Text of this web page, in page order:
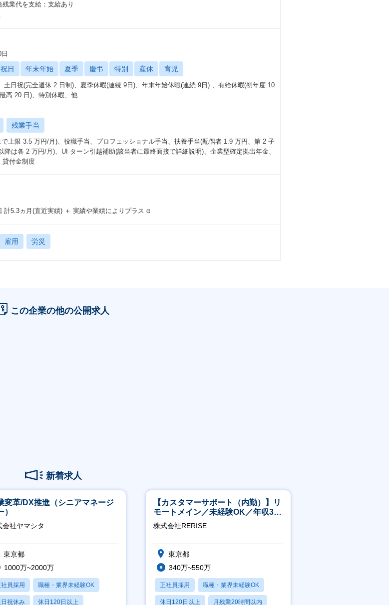
業代を支給：支給あり
祝日 年末年始 夏季 慶弔 特別 産休 育児
土日祝(完全週休 2 日制)、夏季休暇(連続 9日)、年末年始休暇(連続 9日) 、有給休暇(初年度 10
高 20 日)、特別休暇、他
残業手当
上限 3.5 万円/月)、役職手当、プロフェッショナル手当、扶養手当(配偶者 1.9 万円、第 2 子
降は各 2 万円/月)、UI ターン引越補助(該当者に最終面接で詳細説明)、企業型確定拠出年金、
貸付金制度
計5.3ヵ月(直近実績) ＋ 実績や業績によりプラス α
雇用 労災
この企業の他の公開求人
新着求人
変革/DX推進（シニアマネージ
）
会社ヤマシタ
東京都
1000万~2000万
員採用 職種・業界未経験OK
祝休み 休日120日以上
【カスタマーサポート（内勤）】リ
モートメイン／未経験OK／年収340
万～／年間休日125日
株式会社RERISE
東京都
340万~550万
正社員採用 職種・業界未経験OK
休日120日以上 月残業20時間以内